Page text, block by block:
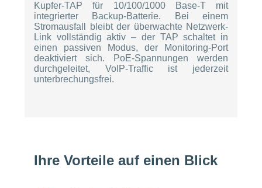
Kupfer-TAP für 10/100/1000 Base-T mit
integrierter Backup-Batterie. Bei einem
Stromausfall bleibt der überwachte Netzwerk-
Link vollständig aktiv – der TAP schaltet in
einen passiven Modus, der Monitoring-Port
deaktiviert sich. PoE-Spannungen werden
durchgeleitet, VoIP-Traffic ist jederzeit
unterbrechungsfrei.
Ihre Vorteile auf einen Blick